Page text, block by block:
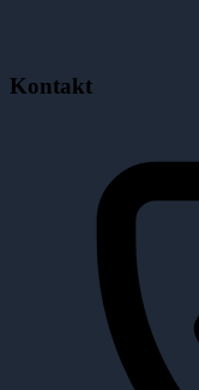
Kontakt